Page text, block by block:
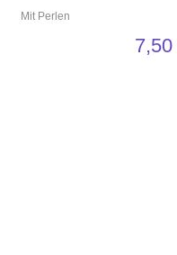
Mit Perlen
7,50